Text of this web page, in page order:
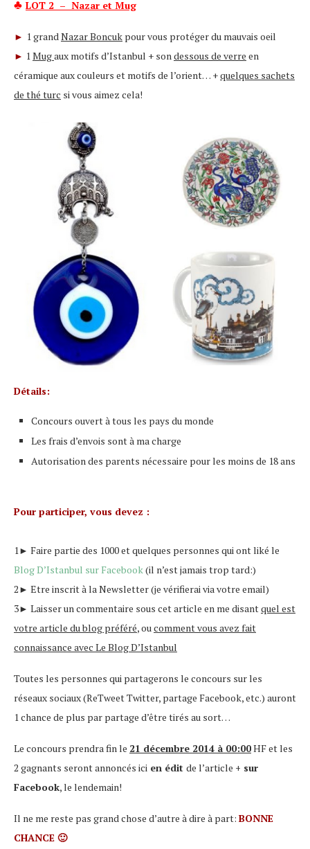
♣ LOT 2 – Nazar et Mug
► 1 grand Nazar Boncuk pour vous protéger du mauvais oeil
► 1 Mugaux motifs d’Istanbul + son dessous de verre en
céramique aux couleurs et motifs de l’orient… +quelques sachets
de thé turc si vous aimez cela!
Détails:
Concours ouvert à tous les pays du monde
Les frais d’envois sont à ma charge
Autorisation des parents nécessaire pour les moins de 18 ans
Pour participer, vous devez :
1► Faire partie des 1000 et quelques personnes qui ont liké le
Blog D’Istanbul sur Facebook(il n’est jamais trop tard:)
2► Etre inscrit à laNewsletter(je vérifierai via votre email)
3► Laisser un commentaire sous cet article en me disantquel est
votre article du blog préféré, oucomment vous avez fait
connaissance avec Le Blog D’Istanbul
Toutes les personnes qui partagerons le concours sur les
réseaux sociaux (ReTweet Twitter, partage Facebook, etc.) auront
1 chance de plus par partage d’être tirés au sort…
Le concours prendra fin le 21 décembre 2014 à 00:00HF et les
2 gagnants seront annoncés ici en édit de l’article + sur
Facebook, le lendemain!
Il ne me reste pas grand chose d’autre à dire à part: BONNE
CHANCE 🙂